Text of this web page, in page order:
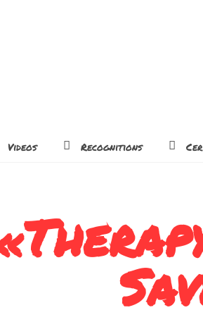
Videos Recognitions